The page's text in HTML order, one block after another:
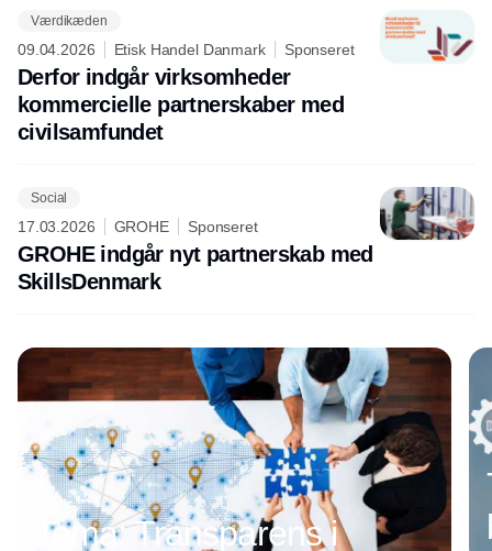
Værdikæden
09.04.2026 Etisk Handel Danmark Sponseret
Derfor indgår virksomheder
kommercielle partnerskaber med
civilsamfundet
Social
17.03.2026 GROHE Sponseret
GROHE indgår nyt partnerskab med
SkillsDenmark
Tema: Transparens i